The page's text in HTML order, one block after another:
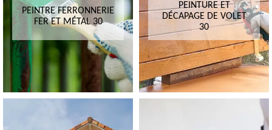
PEINTRE FERRONNERIE
FER ET MÉTAL 30
PEINTURE ET
DÉCAPAGE DE VOLET
30